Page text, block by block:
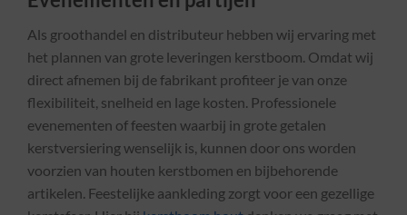
Als groothandel en distributeur hebben wij ervaring met
het plannen van grote leveringen kerstboom. Omdat wij
direct afnemen bij de fabrikant profiteer je van onze
flexibiliteit, snelheid en lage kosten. Professionele
evenementen of feesten waarbij in grote getalen
kerstversiering wenselijk is, kunnen door ons worden
voorzien van houten kerstbomen en bijbehorende
artikelen. Feestelijke aankleding zorgt voor een gezellige